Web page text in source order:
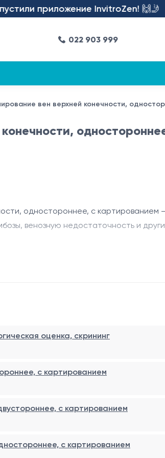
приложение InvitroZen! 🙌🤳
022 903 999
вен верхней конечности,
одностороннее, с картированием
венозную недостаточность и
оценка, скрининг
с картированием
с картированием
с картированием